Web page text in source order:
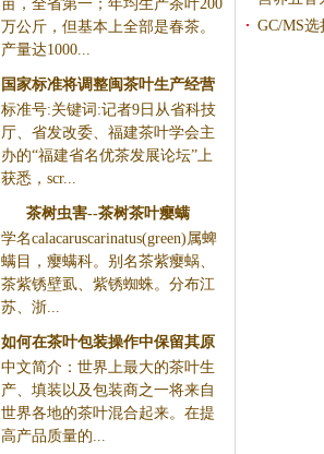
亩，全省第一；年均生产茶叶200
万公斤，但基本上全部是春茶。
产量达1000...
国家标准将调整闽茶叶生产经营
方式
标准号:关键词:记者9日从省科技
厅、省发改委、福建茶叶学会主
办的“福建省名优茶发展论坛”上
获悉，scr...
茶树虫害--茶树茶叶瘿螨
学名calacaruscarinatus(green)属蜱
螨目，瘿螨科。别名茶紫瘿蜗、
茶紫锈壁虱、紫锈蜘蛛。分布江
苏、浙...
如何在茶叶包装操作中保留其原
味——现场总线应用
中文简介：世界上最大的茶叶生
产、填装以及包装商之一将来自
世界各地的茶叶混合起来。在提
高产品质量的...
GC/MS